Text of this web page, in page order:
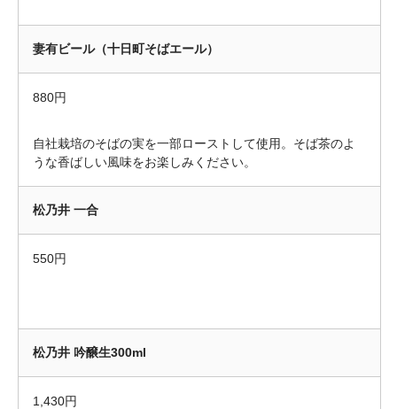
妻有ビール（十日町そばエール）
880円
自社栽培のそばの実を一部ローストして使用。そば茶のよ
うな香ばしい風味をお楽しみください。
松乃井 一合
550円
松乃井 吟醸生300ml
1,430円